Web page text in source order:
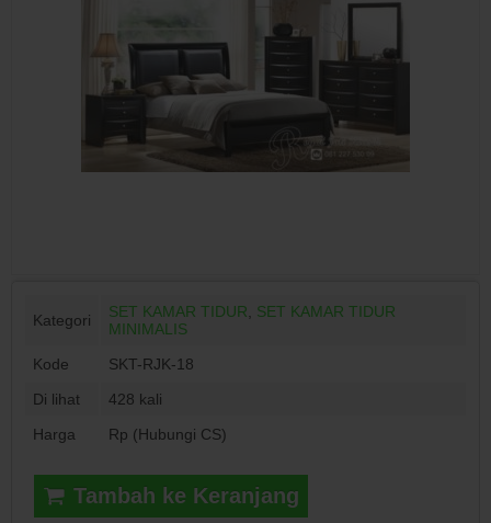
Kategori SET KAMAR TIDUR
SET KAMAR TIDUR
MINIMALIS
Kode
SKT-RJK-18
Di lihat
428 kali
Harga
Rp (Hubungi CS)
Tambah ke Keranjang